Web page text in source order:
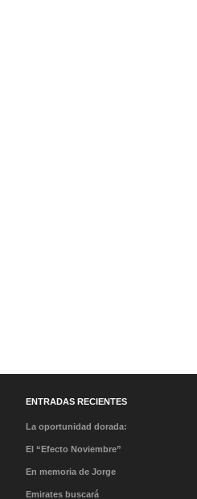
ENTRADAS RECIENTES
La oportunidad dorada:
Lecciones de clase,
El “Efecto Noviembre”
Por qué la llegada del
Papa va a cambiar tus
En memoria de Jorge
Messi: Condolencias a
Emirates buscará